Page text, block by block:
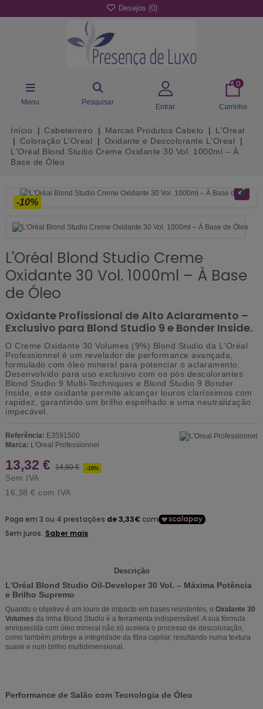
Desejos (0)
Menu Pesquisar
Entrar
0
Carrinho
Início Cabeleireiro Marcas Produtos Cabelo
L'Oreal
Coloração L'Oreal
Oxidante e Descolorante L'Oreal
L'Oréal Blond Studio Creme Oxidante 30 Vol. 1000ml – À
Base de Óleo
-10%
L'Oréal Blond Studio Creme
Oxidante 30 Vol. 1000ml – À Base
de Óleo
Oxidante Profissional de Alto Aclaramento –
Exclusivo para Blond Studio 9 e Bonder Inside.
O Creme Oxidante 30 Volumes (9%) Blond Studio da L'Oréal
Professionnel é um revelador de performance avançada,
formulado com óleo mineral para potenciar o aclaramento.
Desenvolvido para uso exclusivo com os pós descolorantes
Blond Studio 9 Multi-Techniques e Blond Studio 9 Bonder
Inside, este oxidante permite alcançar louros claríssimos com
rapidez, garantindo um brilho espelhado e uma neutralização
impecável.
Referência: E3591500
Marca: L'Oreal Professionnel
13,32 € 14,80 € -10%
Sem IVA
16,38 € com IVA
Descrição
L'Oréal Blond Studio Oil-Developer 30 Vol. – Máxima Potência
e Brilho Supremo
Quando o objetivo é um louro de impacto em bases resistentes, o Oxidante 30
Volumes da linha Blond Studio é a ferramenta indispensável. A sua fórmula
enriquecida com óleo mineral não só acelera o processo de descoloração,
como também protege a integridade da fibra capilar, resultando numa textura
suave e num brilho multidimensional.
Performance de Salão com Tecnologia de Óleo